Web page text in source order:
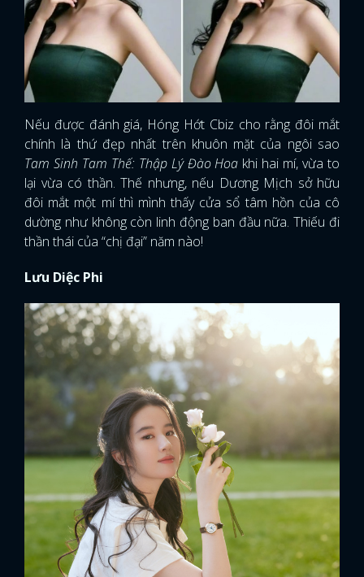
Nếu được đánh giá, Hóng Hớt Cbiz cho rằng đôi mắt
chính là thứ đẹp nhất trên khuôn mặt của ngôi sao
Tam Sinh Tam Thế: Thập Lý Đào Hoa khi hai mí, vừa to
lại vừa có thần. Thế nhưng, nếu Dương Mịch sở hữu
đôi mắt một mí thì mình thấy cửa sổ tâm hồn của cô
dường như không còn linh động ban đầu nữa. Thiếu đi
thần thái của “chị đại” năm nào!
Lưu Diệc Phi